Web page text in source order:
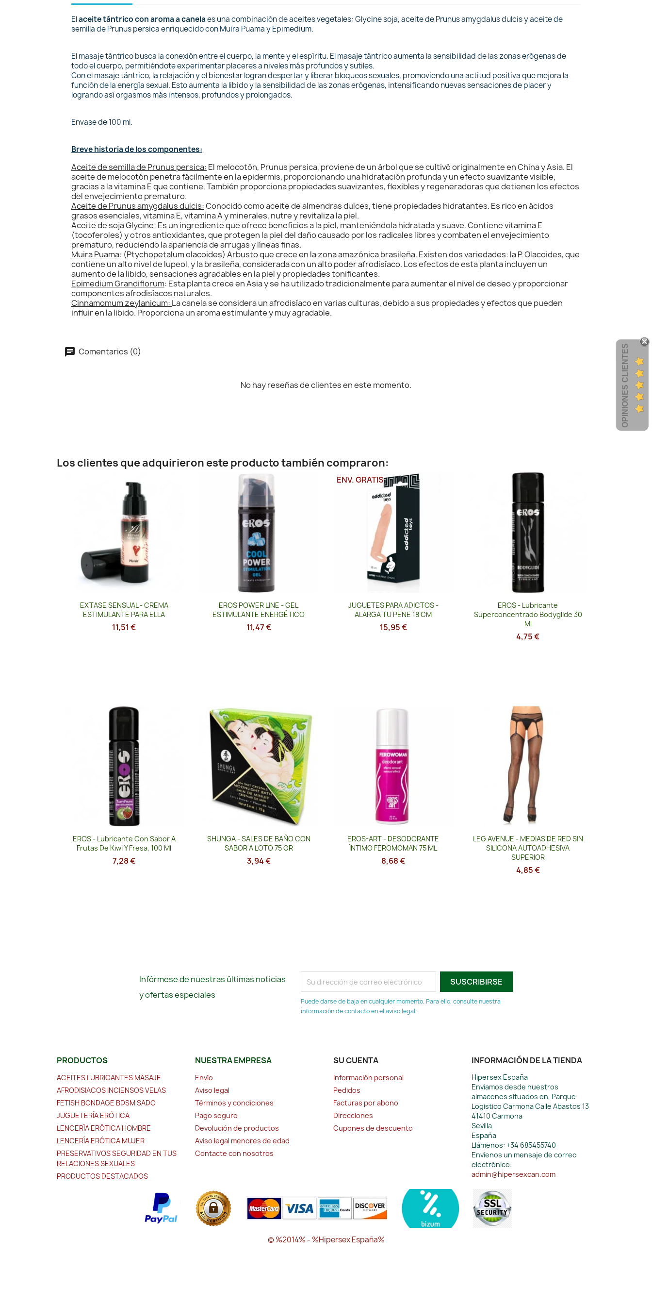
Elaceite tántrico con aroma a canelaes una combinación de aceites vegetales: Glycine soja, aceite de Prunus amygdalus dulcis y aceite de
semilla de Prunus persica enriquecido con Muira Puama y Epimedium.
El masaje tántrico busca la conexión entre el cuerpo, la mente y el espíritu. El masaje tántrico aumenta la sensibilidad de las zonas erógenas de
todo el cuerpo, permitiéndote experimentar placeres a niveles más profundos y sutiles.
Con el masaje tántrico, la relajación y el bienestar logran despertar y liberar bloqueos sexuales, promoviendo una actitud positiva que mejora la
función de la energía sexual. Esto aumenta la libido y la sensibilidad de las zonas erógenas, intensificando nuevas sensaciones de placer y
logrando así orgasmos más intensos, profundos y prolongados.
Envase de 100 ml.
Breve historia de los componentes:
Aceite de semilla de Prunus persica: El melocotón, Prunus persica, proviene de un árbol que se cultivó originalmente en China y Asia. El
aceite de melocotón penetra fácilmente en la epidermis, proporcionando una hidratación profunda y un efecto suavizante visible,
gracias a la vitamina E que contiene. También proporciona propiedades suavizantes, flexibles y regeneradoras que detienen los efectos
del envejecimiento prematuro.
Aceite de Prunus amygdalus dulcis:Conocido como aceite de almendras dulces, tiene propiedades hidratantes. Es rico en ácidos
grasos esenciales, vitamina E, vitamina A y minerales, nutre y revitaliza la piel.
Aceite de soja Glycine: Es un ingrediente que ofrece beneficios a la piel, manteniéndola hidratada y suave. Contiene vitamina E
(tocoferoles) y otros antioxidantes, que protegen la piel del daño causado por los radicales libres y combaten el envejecimiento
prematuro, reduciendo la apariencia de arrugas y líneas finas.
Muira Puama: (Ptychopetalum olacoides) Arbusto que crece en la zona amazónica brasileña. Existen dos variedades: la P. Olacoides, que
contiene un alto nivel de lupeol, y la brasileña, considerada con un alto poder afrodisíaco. Los efectos de esta planta incluyen un
aumento de la libido, sensaciones agradables en la piel y propiedades tonificantes.
Epimedium Grandiflorum: Esta planta crece en Asia y se ha utilizado tradicionalmente para aumentar el nivel de deseo y proporcionar
componentes afrodisíacos naturales.
Cinnamomum zeylanicum: La canela se considera un afrodisíaco en varias culturas, debido a sus propiedades y efectos que pueden
influir en la libido. Proporciona un aroma estimulante y muy agradable.
Comentarios (0)
No hay reseñas de clientes en este momento.
Los clientes que adquirieron este producto también compraron:
 Vista rápida
EXTASE SENSUAL - CREMA
ESTIMULANTE PARA ELLA
11,51 €
Vista rápida
EROS POWER LINE - GEL
ESTIMULANTE ENERGÉTICO
11,47 €
Vista rápida
JUGUETES PARA ADICTOS -
ALARGA TU PENE 18 CM
15,95 €
ENV. GRATIS
Vista rápida
EROS - Lubricante
Superconcentrado Bodyglide 30
Ml
4,75 €
Vista rápida
EROS - Lubricante Con Sabor A
Frutas De Kiwi Y Fresa, 100 Ml
7,28 €
Vista rápida
SHUNGA - SALES DE BAÑO CON
SABOR A LOTO 75 GR
3,94 €
Vista rápida
EROS-ART - DESODORANTE
ÍNTIMO FEROMOMAN 75 ML
8,68 €
Vista rápida
LEG AVENUE - MEDIAS DE RED SIN
SILICONA AUTOADHESIVA
SUPERIOR
4,85 €
Infórmese de nuestras últimas noticias
y ofertas especiales
Puede darse de baja en cualquier momento. Para ello, consulte nuestra
información de contacto en el aviso legal.
PRODUCTOS
ACEITES LUBRICANTES MASAJE
AFRODISIACOS INCIENSOS VELAS
FETISH BONDAGE BDSM SADO
JUGUETERÍA ERÓTICA
LENCERÍA ERÓTICA HOMBRE
LENCERÍA ERÓTICA MUJER
PRESERVATIVOS SEGURIDAD EN TUS
RELACIONES SEXUALES
PRODUCTOS DESTACADOS
NUESTRA EMPRESA
Envío
Aviso legal
Términos y condiciones
Pago seguro
Devolución de productos
Aviso legal menores de edad
Contacte con nosotros
SU CUENTA
Información personal
Pedidos
Facturas por abono
Direcciones
Cupones de descuento
INFORMACIÓN DE LA TIENDA
Hipersex España
Enviamos desde nuestros
almacenes situados en, Parque
Logistico Carmona Calle Abastos 13
41410 Carmona
Sevilla
España
Llámenos: +34 685455740
Envíenos un mensaje de correo
electrónico:
admin@hipersexcan.com
OPINIONES CLIENTES
© %2014% - %Hipersex España%